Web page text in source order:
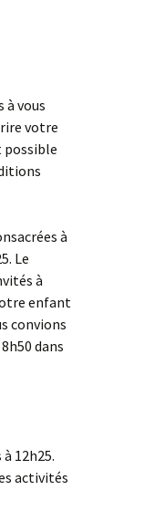
à vous
votre
possible
à
Le
à
enfant
convions
dans
12h25.
activités